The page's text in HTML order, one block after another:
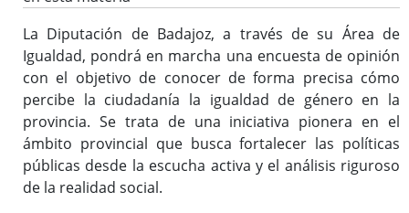
La Diputación de Badajoz, a través de su Área de
Igualdad, pondrá en marcha una encuesta de opinión
con el objetivo de conocer de forma precisa cómo
percibe la ciudadanía la igualdad de género en la
provincia. Se trata de una iniciativa pionera en el
ámbito provincial que busca fortalecer las políticas
públicas desde la escucha activa y el análisis riguroso
de la realidad social.